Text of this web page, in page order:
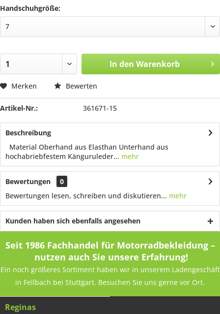
Handschuhgröße:
In den Warenkorb
Merken Bewerten
Artikel-Nr.: 361671-15
Beschreibung
Material Oberhand aus Elasthan Unterhand aus
hochabriebfestem Känguruleder... mehr
Bewertungen
0
Bewertungen lesen, schreiben und diskutieren... mehr
Kunden haben sich ebenfalls angesehen
Seit 1986 Fachhandel für Motorradbekleidung –
nutzen auch Sie unsere Erfahrung!
Ein noch größeres Sortiment haben wir in unserem Ladengeschäft
in Fellbach bei Stuttgart. Besuchen Sie uns gerne vor Ort.
Reginas